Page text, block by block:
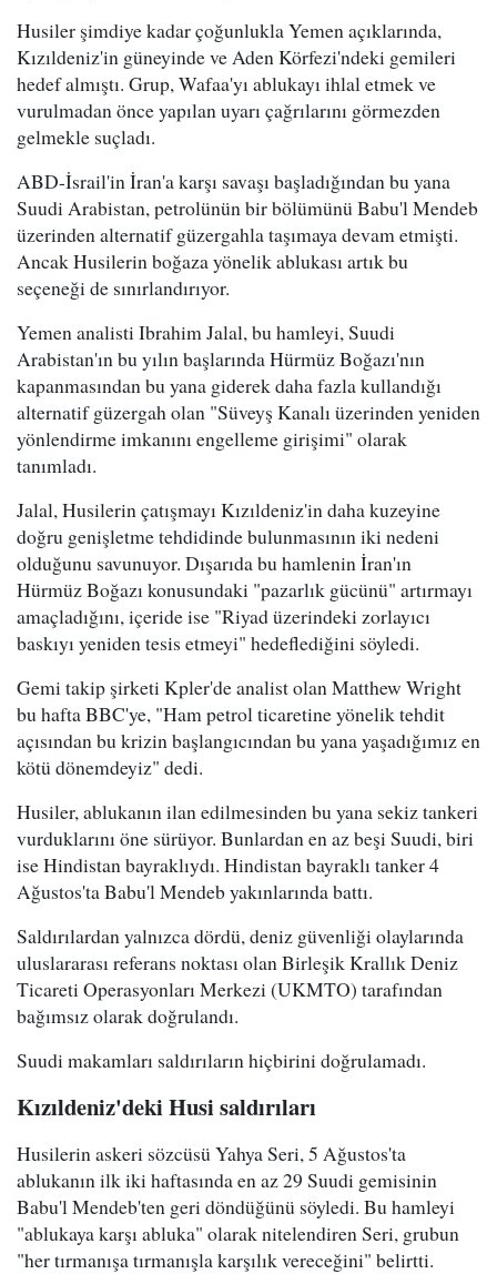
Husiler şimdiye kadar çoğunlukla Yemen açıklarında,
Kızıldeniz'in güneyinde ve Aden Körfezi'ndeki gemileri
hedef almıştı. Grup, Wafaa'yı ablukayı ihlal etmek ve
vurulmadan önce yapılan uyarı çağrılarını görmezden
gelmekle suçladı.
ABD-İsrail'in İran'a karşı savaşı başladığından bu yana
Suudi Arabistan, petrolünün bir bölümünü Babu'l Mendeb
üzerinden alternatif güzergahla taşımaya devam etmişti.
Ancak Husilerin boğaza yönelik ablukası artık bu
seçeneği de sınırlandırıyor.
Yemen analisti Ibrahim Jalal, bu hamleyi, Suudi
Arabistan'ın bu yılın başlarında Hürmüz Boğazı'nın
kapanmasından bu yana giderek daha fazla kullandığı
alternatif güzergah olan "Süveyş Kanalı üzerinden yeniden
yönlendirme imkanını engelleme girişimi" olarak
tanımladı.
Jalal, Husilerin çatışmayı Kızıldeniz'in daha kuzeyine
doğru genişletme tehdidinde bulunmasının iki nedeni
olduğunu savunuyor. Dışarıda bu hamlenin İran'ın
Hürmüz Boğazı konusundaki "pazarlık gücünü" artırmayı
amaçladığını, içeride ise "Riyad üzerindeki zorlayıcı
baskıyı yeniden tesis etmeyi" hedeflediğini söyledi.
Gemi takip şirketi Kpler'de analist olan Matthew Wright
bu hafta BBC'ye, "Ham petrol ticaretine yönelik tehdit
açısından bu krizin başlangıcından bu yana yaşadığımız en
kötü dönemdeyiz" dedi.
Husiler, ablukanın ilan edilmesinden bu yana sekiz tankeri
vurduklarını öne sürüyor. Bunlardan en az beşi Suudi, biri
ise Hindistan bayraklıydı. Hindistan bayraklı tanker 4
Ağustos'ta Babu'l Mendeb yakınlarında battı.
Saldırılardan yalnızca dördü, deniz güvenliği olaylarında
uluslararası referans noktası olan Birleşik Krallık Deniz
Ticareti Operasyonları Merkezi (UKMTO) tarafından
bağımsız olarak doğrulandı.
Suudi makamları saldırıların hiçbirini doğrulamadı.
Kızıldeniz'deki Husi saldırıları
Husilerin askeri sözcüsü Yahya Seri, 5 Ağustos'ta
ablukanın ilk iki haftasında en az 29 Suudi gemisinin
Babu'l Mendeb'ten geri döndüğünü söyledi. Bu hamleyi
"ablukaya karşı abluka" olarak nitelendiren Seri, grubun
"her tırmanışa tırmanışla karşılık vereceğini" belirtti.